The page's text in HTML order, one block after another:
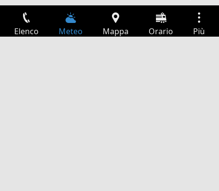
Elenco Meteo Mappa Orario Più